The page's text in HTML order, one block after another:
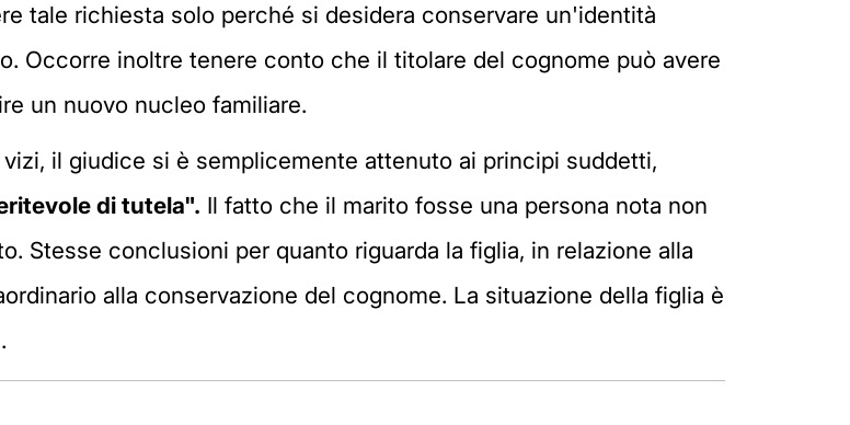
tale richiesta solo perché si desidera conservare un'identità
Occorre inoltre tenere conto che il titolare del cognome può avere
un nuovo nucleo familiare.
il giudice si è semplicemente attenuto ai principi suddetti,
di tutela". Il fatto che il marito fosse una persona nota non
Stesse conclusioni per quanto riguarda la figlia, in relazione alla
alla conservazione del cognome. La situazione della figlia è